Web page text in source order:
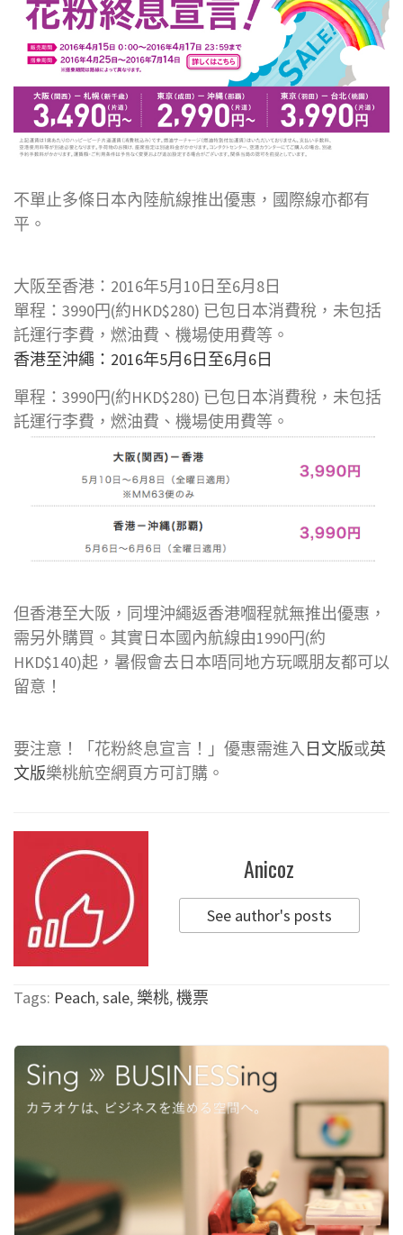
不單止多條日本內陸航線推出優惠，國際線亦都有
平。
大阪至香港：2016年5月10日至6月8日
單程：3990円(約HKD$280) 已包日本消費稅，未包括
託運行李費，燃油費、機場使用費等。
香港至沖繩：2016年5月6日至6月6日
單程：3990円(約HKD$280) 已包日本消費稅，未包括
託運行李費，燃油費、機場使用費等。
但香港至大阪，同埋沖繩返香港嗰程就無推出優惠，
需另外購買。其實日本國內航線由1990円(約
HKD$140)起，暑假會去日本唔同地方玩嘅朋友都可以
留意！
要注意！「花粉終息宣言！」優惠需進入日文版或英
文版樂桃航空網頁方可訂購。
Anicoz
See author's posts
Tags: Peach,sale, 樂桃,機票